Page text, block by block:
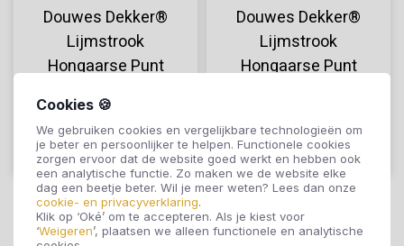
Cookies 🍪
We gebruiken cookies en vergelijkbare technologieën om
je beter en persoonlijker te helpen. Functionele cookies
zorgen ervoor dat de website goed werkt en hebben ook
een analytische functie. Zo maken we de website elke
dag een beetje beter. Wil je meer weten? Lees dan onze
cookie- en privacyverklaring.
Klik op ‘Oké’ om te accepteren. Als je kiest voor
‘Weigeren’, plaatsen we alleen functionele en analytische
Douwes Dekker®
Lijmstrook
Hongaarse Punt
Spekkoek 10523
Offerte aanvragen
Douwes Dekker®
Lijmstrook
Hongaarse Punt
Offerte aanvragen